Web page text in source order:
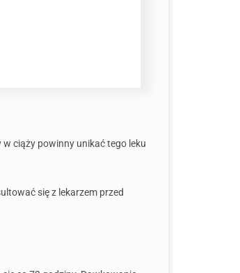
ciąży powinny unikać tego leku
się z lekarzem przed